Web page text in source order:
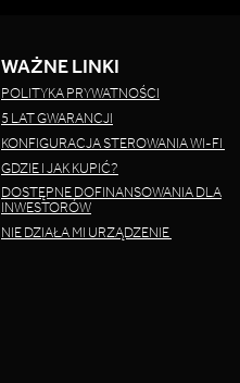
WAŻNE LINKI
POLITYKA PRYWATNOŚCI
5 LAT GWARANCJI
KONFIGURACJA STEROWANIA WI-FI
GDZIE I JAK KUPIĆ?
DOSTĘPNE DOFINANSOWANIA DLA
INWESTORÓW
NIE DZIAŁA MI URZĄDZENIE